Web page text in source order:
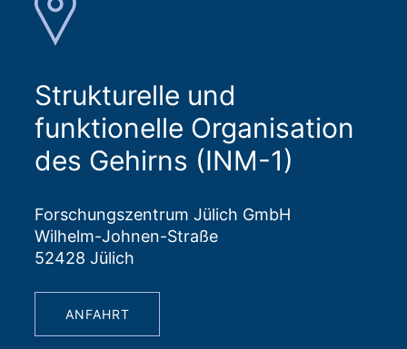
Strukturelle und
funktionelle Organisation
des Gehirns (INM-1)
Forschungszentrum Jülich GmbH
Wilhelm-Johnen-Straße
52428 Jülich
ANFAHRT